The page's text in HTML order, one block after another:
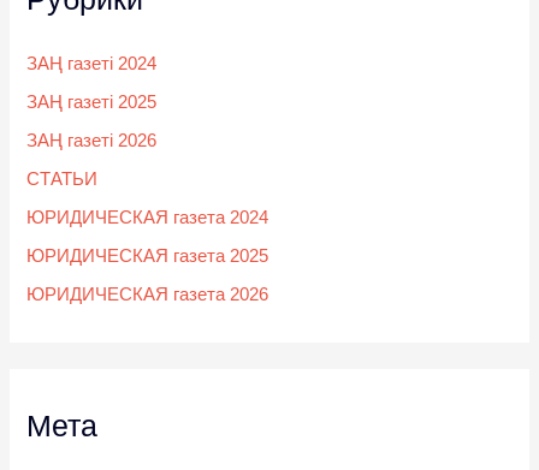
ЗАҢ газеті 2024
ЗАҢ газеті 2025
ЗАҢ газеті 2026
СТАТЬИ
ЮРИДИЧЕСКАЯ газета 2024
ЮРИДИЧЕСКАЯ газета 2025
ЮРИДИЧЕСКАЯ газета 2026
Мета